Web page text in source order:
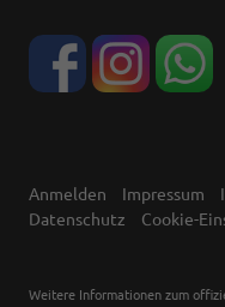
Anmelden Impressum
Datenschutz
Cookie-
Weitere Informationen zum